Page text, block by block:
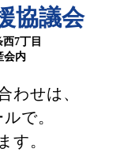
協議会
7丁目
会内
わせは、
で。
す。